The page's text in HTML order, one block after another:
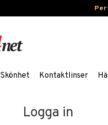
Skönhet Kontaktlinser
Logga in